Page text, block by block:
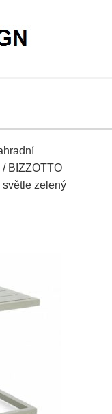
/ BIZZOTTO
světle zelený